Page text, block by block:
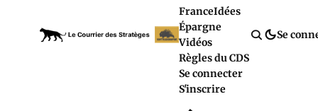
FranceIdées
Épargne
Vidéos
Règles du CDS
Se connecter
S'inscrire
Se